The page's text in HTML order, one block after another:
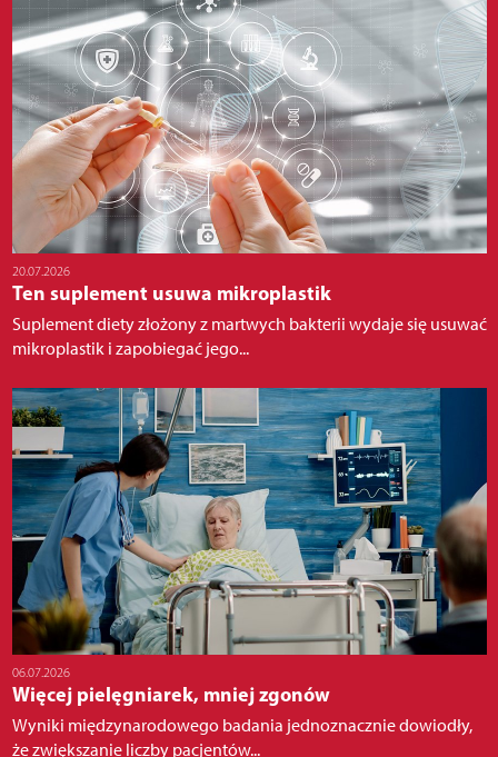
20.07.2026
Ten suplement usuwa mikroplastik
Suplement diety złożony z martwych bakterii wydaje się usuwać
mikroplastik i zapobiegać jego...
06.07.2026
Więcej pielęgniarek, mniej zgonów
Wyniki międzynarodowego badania jednoznacznie dowiodły,
że zwiększanie liczby pacjentów...